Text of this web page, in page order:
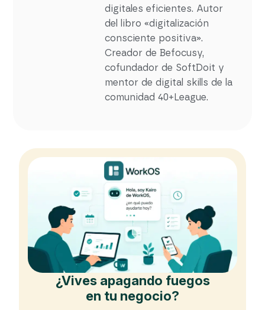
digitales eficientes. Autor
del libro «digitalización
consciente positiva».
Creador de Befocusy,
cofundador de SoftDoit y
mentor de digital skills de la
comunidad 40+League.
¿Vives apagando fuegos
en tu negocio?